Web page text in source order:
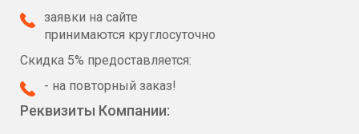
заявки на сайте
принимаются круглосуточно
Скидка 5% предоставляется:
- на повторный заказ!
Реквизиты Компании: